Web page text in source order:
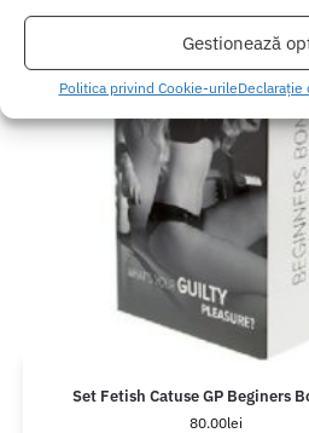
Gestionează
Politica privind Cookie-urileDeclarație
Set Fetish Catuse GP Beginers
80.00lei